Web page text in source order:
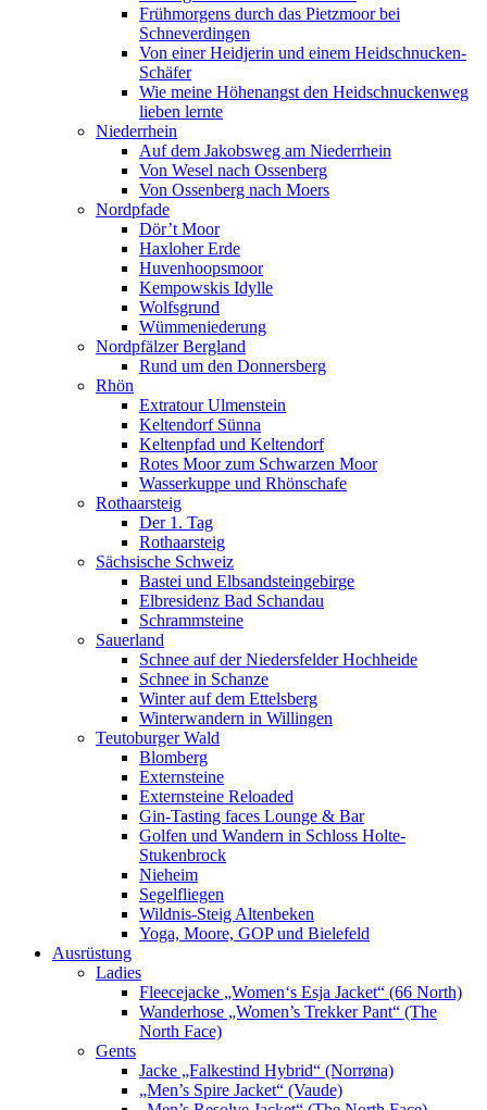
Frühmorgens durch das Pietzmoor bei
Schneverdingen
Von einer Heidjerin und einem Heidschnucken-
Schäfer
Wie meine Höhenangst den Heidschnuckenweg
lieben lernte
Niederrhein
Auf dem Jakobsweg am Niederrhein
Von Wesel nach Ossenberg
Von Ossenberg nach Moers
Nordpfade
Dör’t Moor
Haxloher Erde
Huvenhoopsmoor
Kempowskis Idylle
Wolfsgrund
Wümmeniederung
Nordpfälzer Bergland
Rund um den Donnersberg
Rhön
Extratour Ulmenstein
Keltendorf Sünna
Keltenpfad und Keltendorf
Rotes Moor zum Schwarzen Moor
Wasserkuppe und Rhönschafe
Rothaarsteig
Der 1. Tag
Rothaarsteig
Sächsische Schweiz
Bastei und Elbsandsteingebirge
Elbresidenz Bad Schandau
Schrammsteine
Sauerland
Schnee auf der Niedersfelder Hochheide
Schnee in Schanze
Winter auf dem Ettelsberg
Winterwandern in Willingen
Teutoburger Wald
Blomberg
Externsteine
Externsteine Reloaded
Gin-Tasting faces Lounge & Bar
Golfen und Wandern in Schloss Holte-
Stukenbrock
Nieheim
Segelfliegen
Wildnis-Steig Altenbeken
Yoga, Moore, GOP und Bielefeld
Ausrüstung
Ladies
Fleecejacke „Women‘s Esja Jacket“ (66 North)
Wanderhose „Women’s Trekker Pant“ (The
North Face)
Gents
Jacke „Falkestind Hybrid“ (Norrøna)
„Men’s Spire Jacket“ (Vaude)